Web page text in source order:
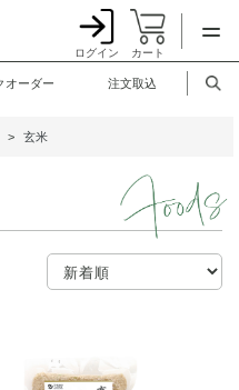
ログイン カート
オーダー 注文取込
> 玄米